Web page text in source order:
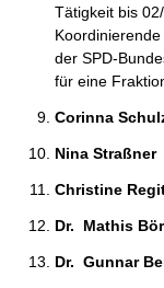
Tätigkeit bis
der SPD-
für eine
Corinna
Nina Straßner
Christine
Dr.  Mathis
Dr.  Gunnar